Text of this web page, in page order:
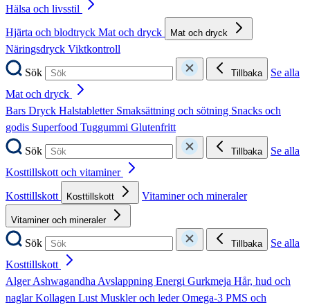
Hälsa och livsstil
Hjärta och blodtryck Mat och dryck Mat och dryck
Näringsdryck Viktkontroll
Sök
Tillbaka
Se alla
Mat och dryck
Bars Dryck Halstabletter Smaksättning och sötning Snacks och
godis Superfood Tuggummi Glutenfritt
Sök
Tillbaka
Se alla
Kosttillskott och vitaminer
Kosttillskott
Kosttillskott Vitaminer och mineraler
Vitaminer och mineraler
Sök Tillbaka
Se alla
Kosttillskott
AlgerAshwagandhaAvslappning Energi Gurkmeja Hår, hud och
naglarKollagen LustMuskler och lederOmega-3 PMS och